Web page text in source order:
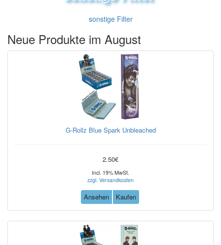
sonstige Filter
Neue Produkte im August
G-Rollz Blue Spark Unbleached
2.50€
Incl. 19% MwSt.
zzgl. Versandkosten
Ansehen Kaufen